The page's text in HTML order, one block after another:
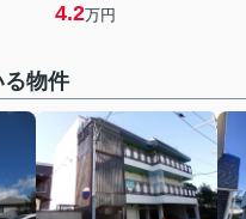
4.2万円
る物件